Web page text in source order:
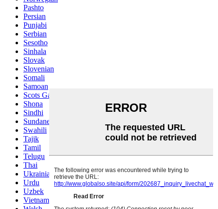
Pashto
Persian
Punjabi
Serbian
Sesotho
Sinhala
Slovak
Slovenian
Somali
Samoan
Scots Gaelic
Shona
Sindhi
Sundanese
Swahili
Tajik
Tamil
Telugu
Thai
Ukrainian
Urdu
Uzbek
Vietnamese